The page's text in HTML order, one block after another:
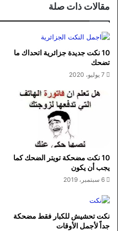
مقالات ذات صلة
10 نكت جديدة جزائرية اتحداك ما
تضحك
7 يوليو، 2020
10 نكت مضحكة تويتر الضحك كما
يجب أن يكون
6 سبتمبر، 2019
نكت تحشيش للكبار فقط مضحكة
جداً لأجمل الأوقات